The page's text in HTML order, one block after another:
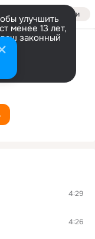
Войти
улучшить
менее 13 лет,
законный
Brass
4:29
4:26